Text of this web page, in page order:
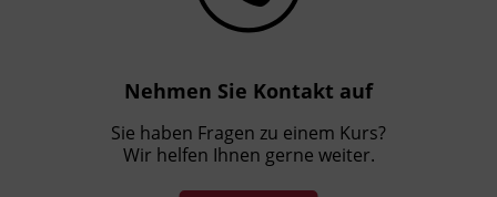
Nehmen Sie Kontakt auf
Sie haben Fragen zu einem Kurs?
Wir helfen Ihnen gerne weiter.